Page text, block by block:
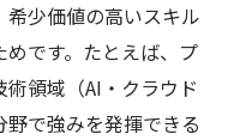
少価値の高いスキル
です。たとえば、プ
領域（AI・クラウド
で強みを発揮できる